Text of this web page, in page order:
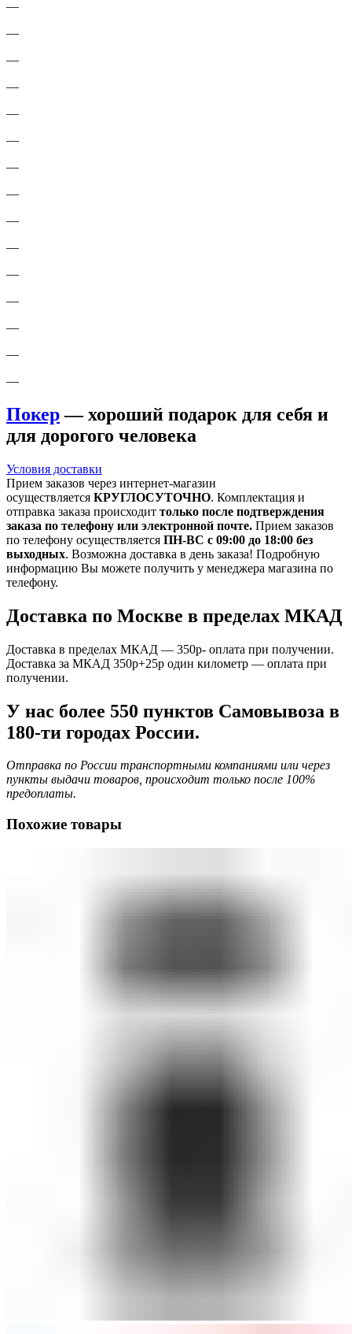
—
—
—
—
—
—
—
—
—
—
—
—
—
—
—
Покер— хороший подарок для себя и
для дорогого человека
Условия доставки
Прием заказов через интернет-магазин
осуществляется КРУГЛОСУТОЧНО. Комплектация и
отправка заказа происходит только после подтверждения
заказа по телефону или электронной почте. Прием заказов
по телефону осуществляется ПН-ВС с 09:00 до 18:00 без
выходных. Возможна доставка в день заказа! Подробную
информацию Вы можете получить у менеджера магазина по
телефону.
Доставка по Москве в пределах МКАД
Доставка в пределах МКАД — 350р- оплата при получении.
Доставка за МКАД 350р+25р один километр — оплата при
получении.
У нас более 550 пунктов Самовывоза в
180-ти городах России.
Отправка по России транспортными компаниями или через
пункты выдачи товаров, происходит только после 100%
предоплаты.
Похожие товары